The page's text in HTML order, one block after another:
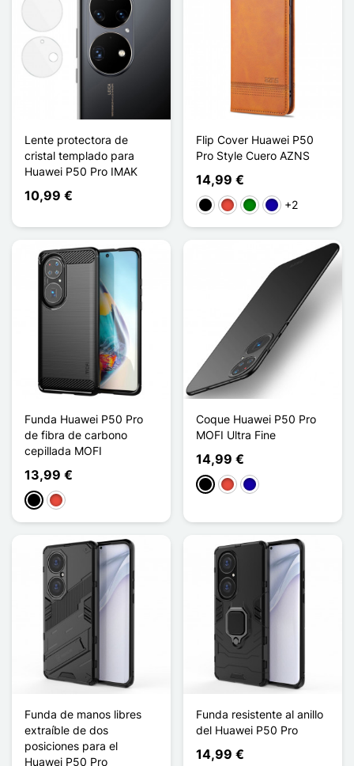
Lente protectora de
cristal templado para
Huawei P50 Pro IMAK
10,99 €
Flip Cover Huawei P50
Pro Style Cuero AZNS
14,99 €
NegroRojoVerdeAzul oscuro
+2
Funda Huawei P50 Pro
de fibra de carbono
cepillada MOFI
13,99 €
NegroRojo
Coque Huawei P50 Pro
MOFI Ultra Fine
14,99 €
NegroRojoAzul oscuro
Funda de manos libres
extraíble de dos
posiciones para el
Huawei P50 Pro
Funda resistente al anillo
del Huawei P50 Pro
14,99 €